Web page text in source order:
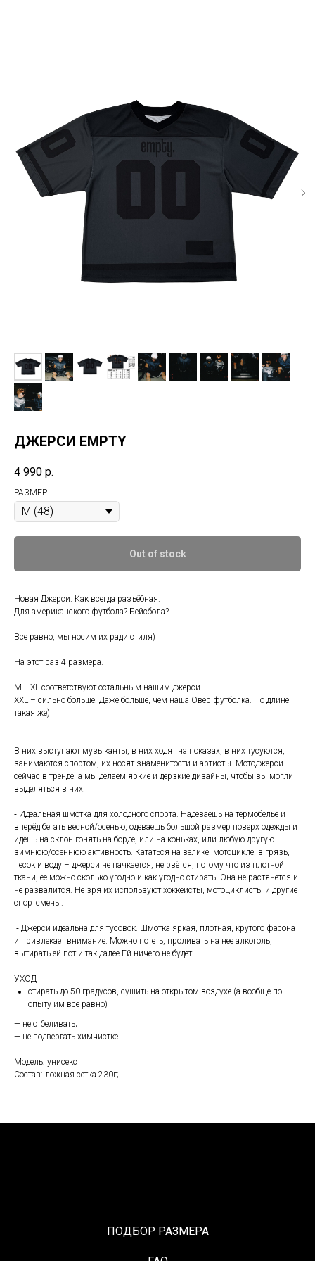
ДЖЕРСИ EMPTY
4 990 р.
РАЗМЕР
Out of stock
Новая Джерси. Как всегда разъёбная.
Для американского футбола? Бейсбола?
Все равно, мы носим их ради стиля)
На этот раз 4 размера.
M-L-XL соответствуют остальным нашим джерси.
XXL – сильно больше. Даже больше, чем наша Овер футболка. По длине
такая же)
В них выступают музыканты, в них ходят на показах, в них тусуются,
занимаются спортом, их носят знаменитости и артисты. Мотоджерси
сейчас в тренде, а мы делаем яркие и дерзкие дизайны, чтобы вы могли
выделяться в них.
⁃ Идеальная шмотка для холодного спорта. Надеваешь на термобелье и
вперёд бегать весной/осенью, одеваешь большой размер поверх одежды и
идешь на склон гонять на борде, или на коньках, или любую другую
зимнюю/осеннюю активность. Кататься на велике, мотоцикле, в грязь,
песок и воду – джерси не пачкается, не рвётся, потому что из плотной
ткани, ее можно сколько угодно и как угодно стирать. Она не растянется и
не развалится. Не зря их используют хоккеисты, мотоциклисты и другие
спортсмены.
⁃ Джерси идеальна для тусовок. Шмотка яркая, плотная, крутого фасона
и привлекает внимание. Можно потеть, проливать на нее алкоголь,
вытирать ей пот и так далее Ей ничего не будет.
УХОД
стирать до 50 градусов, сушить на открытом воздухе (а вообще по
опыту им все равно)
— не отбеливать;
— не подвергать химчистке.
Модель: унисекс
Состав: ложная сетка 230г;
ПОДБОР РАЗМЕРА